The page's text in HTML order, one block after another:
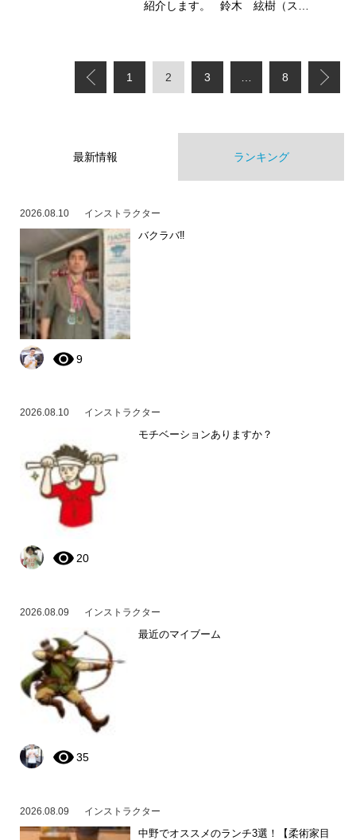
紹介します。 鈴木 絃樹（ス…
1 2 3 8
最新情報 ランキング
2026.08.10 インストラクター
バクラバ‼️
9
2026.08.10 インストラクター
モチベーションありますか？
20
2026.08.09 インストラクター
最近のマイブーム
35
2026.08.09 インストラクター
中野でオススメのランチ3選！【柔術家目